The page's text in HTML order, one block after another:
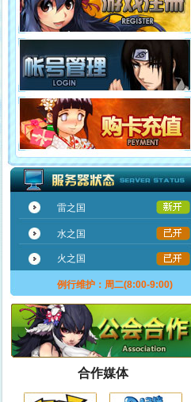
雷之国
水之国
火之国
例行维护：周二(8:00-9:00)
合作媒体